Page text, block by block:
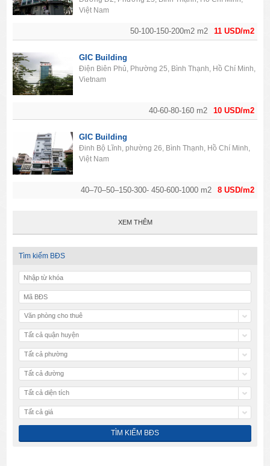
11 USD/m2
50-100-150-200m2 m2
Việt Nam
10 USD/m2
40-60-80-160 m2
GIC Building
Điện Biên Phủ, Phường 25, Bình Thạnh, Hồ Chí Minh,
Vietnam
8 USD/m2
40–70–50–150-300- 450-600-1000 m2
GIC Building
Đinh Bộ Lĩnh, phường 26, Bình Thạnh, Hồ Chí Minh,
Việt Nam
XEM THÊM
Tìm kiếm BĐS
Văn phòng cho thuê
Tất cả quận huyện
Tất cả phường
Tất cả đường
Tất cả diện tích
Tất cả giá